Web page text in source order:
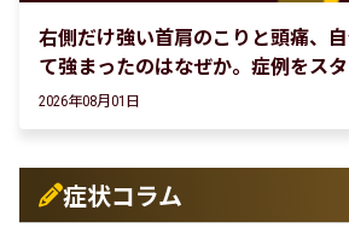
右側だけ強い首肩のこりと頭痛、
て強まったのはなぜか。症例をス
2026年08月01日
症状コラム